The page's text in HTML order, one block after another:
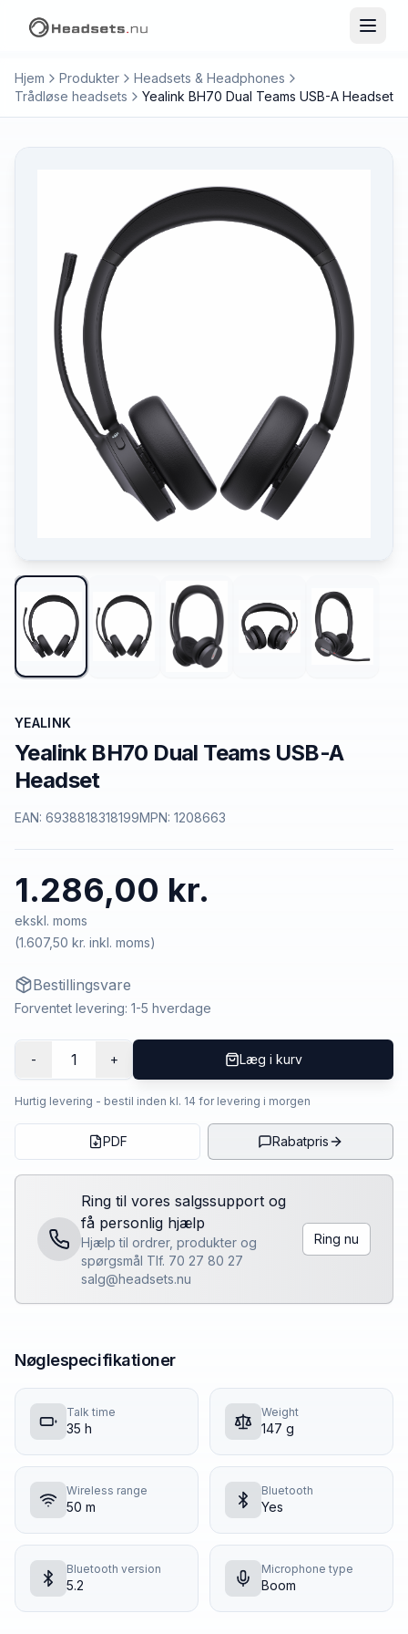
Hjem Produkter
Headsets & Headphones
Trådløse headsets
Yealink BH70 Dual Teams USB-A Headset
YEALINK
Yealink BH70 Dual Teams USB-A
Headset
EAN: 6938818318199MPN: 1208663
1.286,00 kr.
ekskl. moms
(1.607,50 kr. inkl. moms)
Bestillingsvare
Forventet levering: 1-5 hverdage
- 1 + Læg i kurv
Hurtig levering - bestil inden kl. 14 for levering i morgen
PDF Rabatpris
Ring til vores salgssupport og
få personlig hjælp
Hjælp til ordrer, produkter og
spørgsmål Tlf. 70 27 80 27
salg@headsets.nu
Ring nu
Nøglespecifikationer
Talk time
35 h
Weight
147 g
Wireless range
50 m
Bluetooth
Yes
Bluetooth version
5.2
Microphone type
Boom